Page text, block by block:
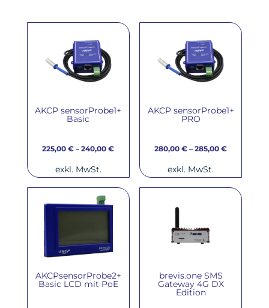
AKCP sensorProbe1+
Basic
225,00€ –240,00€
exkl. MwSt.
AKCP sensorProbe1+
PRO
280,00€ –285,00€
exkl. MwSt.
AKCPsensorProbe2+
Basic LCD mit PoE
brevis.one SMS
Gateway 4G DX
Edition